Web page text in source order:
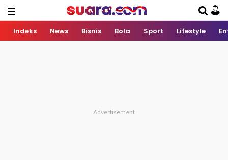
Indeks News Bisnis Bola Sport Lifestyle